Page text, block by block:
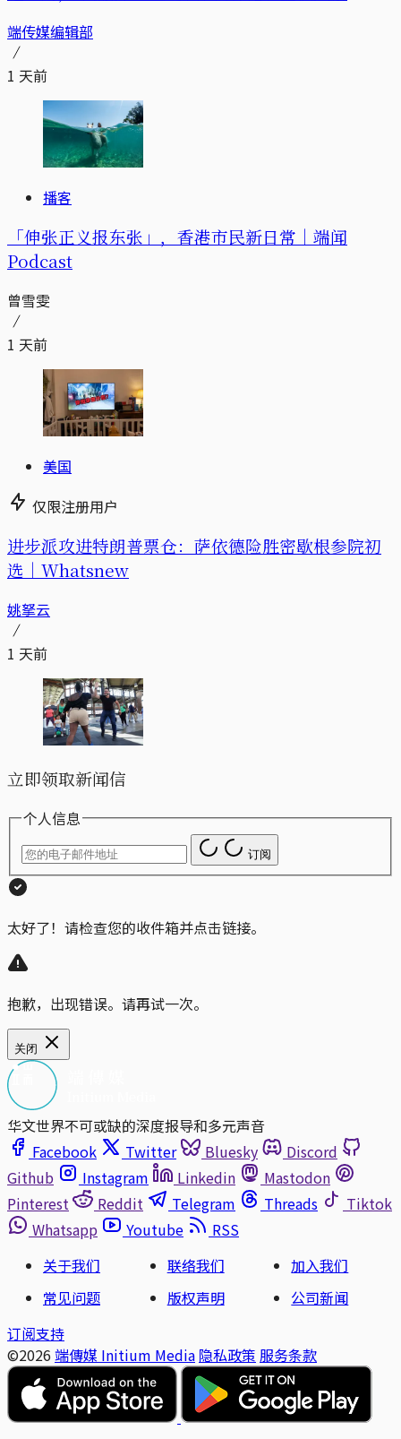
端传媒编辑部
1 天前
播客
「伸张正义报东张」，香港市民新日常｜端闻
Podcast
曾雪雯
1 天前
美国
仅限注册用户
进步派攻进特朗普票仓：萨依德险胜密歇根参院初
选｜Whatsnew
姚拏云
1 天前
立即领取新闻信
个人信息
订阅
太好了！请检查您的收件箱并点击链接。
抱歉，出现错误。请再试一次。
关闭
华文世界不可或缺的深度报导和多元声音
Facebook
Twitter Bluesky
Discord
Github
Instagram Linkedin
Mastodon
Pinterest
Reddit Telegram Threads
Tiktok
Whatsapp
Youtube
RSS
关于我们
联络我们
加入我们
常见问题
版权声明
公司新闻
订阅支持
©2026 端傳媒 Initium Media 隐私政策 服务条款